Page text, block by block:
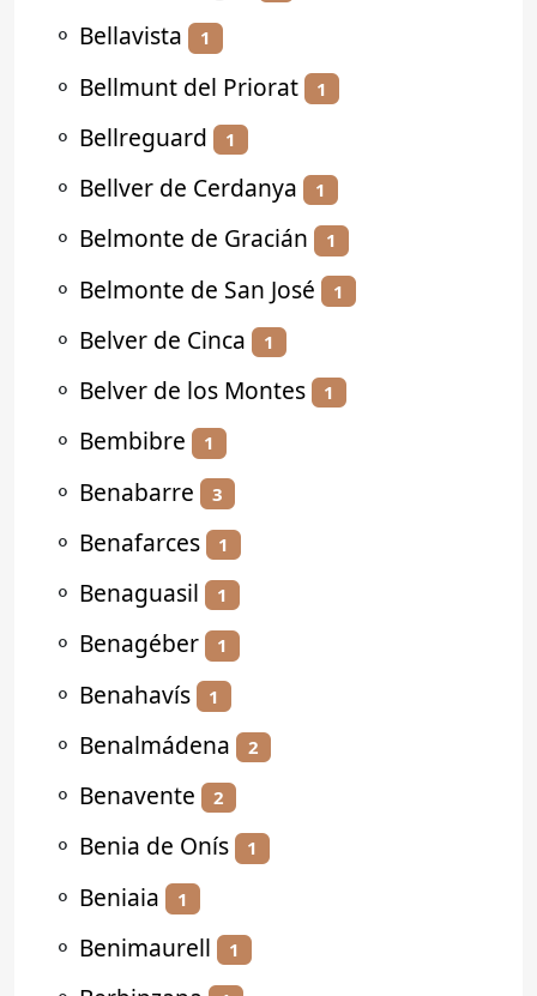
⚬ Bellavista 1
⚬ Bellmunt del Priorat 1
⚬ Bellreguard 1
⚬ Bellver de Cerdanya 1
⚬ Belmonte de Gracián 1
⚬ Belmonte de San José 1
⚬ Belver de Cinca 1
⚬ Belver de los Montes 1
⚬ Bembibre 1
⚬ Benabarre 3
⚬ Benafarces 1
⚬ Benaguasil 1
⚬ Benagéber 1
⚬ Benahavís 1
⚬ Benalmádena 2
⚬ Benavente 2
⚬ Benia de Onís 1
⚬ Beniaia 1
⚬ Benimaurell 1